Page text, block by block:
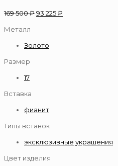
169 500₽93 225₽
Металл
Золото
Размер
17
Вставка
фианит
Типы вставок
эксклюзивные украшения
Цвет изделия